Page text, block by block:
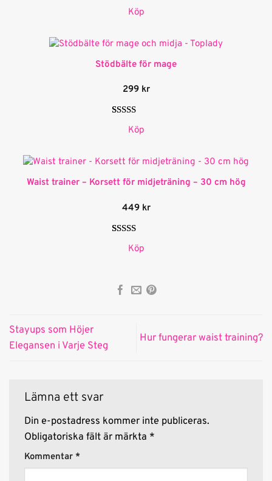
Köp
Stödbälte för mage
299 kr
av 5
kundrecensioner
Köp
Waist trainer – Korsett för midjeträning – 30 cm hög
449 kr
av 5
kundrecension
Köp
Stayups som Höjer
Elegansen i Varje Steg
Hur fungerar waist training?
Lämna ett svar
Din e-postadress kommer inte publiceras.
Obligatoriska fält är märkta *
Kommentar *